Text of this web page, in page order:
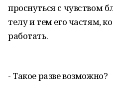
проснуться с чувством
телу и тем его частям,
работать.
- Такое разве возможно?